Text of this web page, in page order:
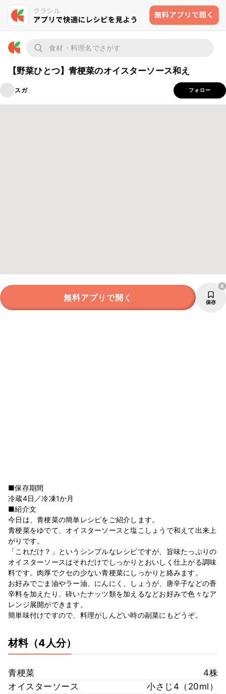
【野菜ひとつ】青梗菜のオイスターソース和え
スガ フォロー
無料アプリで開く 保存
8
■保存期間
冷蔵4日／冷凍1か月
■紹介文
今日は、青梗菜の簡単レシピをご紹介します。
青梗菜をゆでて、オイスターソースと塩こしょうで和えて出来上
がりです。
「これだけ？」というシンプルなレシピですが、旨味たっぷりの
オイスターソースはそれだけでしっかりとおいしく仕上がる調味
料です。肉厚でクセの少ない青梗菜にしっかりと絡みます。
お好みでごま油やラー油、にんにく、しょうが、唐辛子などの香
辛料を加えたり、砕いたナッツ類を加えるなどお好みで色々なア
レンジ展開ができます。
簡単味付けですので、料理がしんどい時の副菜にもどうぞ。
材料（4人分）
青梗菜
4株
オイスターソース
小さじ4（20ml）